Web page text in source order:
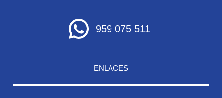
959 075 511
ENLACES